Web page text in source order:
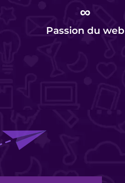
∞
Passion du web